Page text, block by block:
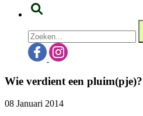
Wie verdient een pluim(pje)?
08 Januari 2014